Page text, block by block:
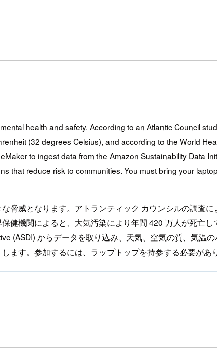
health and safety. According to an Atlantic Council
(32 degrees Celsius), and according to the World
to ingest data from the Amazon Sustainability Data
that reduce risk to communities. You must bring your
脅威となります。アトランティック カウンシルの調査
健機関によると、大気汚染により年間 420 万人が死亡し
(ASDI) からデータを取り込み、天気、空気の質、気温
ます。参加するには、ラップトップを持参する必要があ